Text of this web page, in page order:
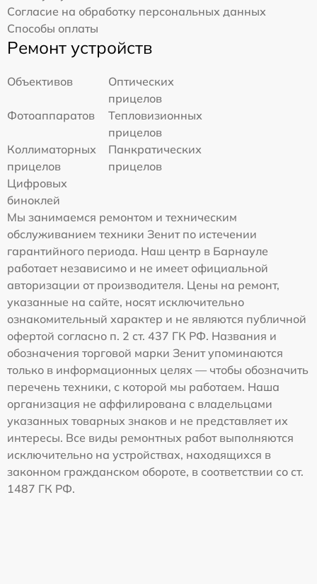
Согласие на обработку персональных данных
Способы оплаты
Ремонт устройств
Объективов
Оптических
прицелов
Фотоаппаратов
Тепловизионных
прицелов
Коллиматорных
прицелов
Панкратических
прицелов
Цифровых
биноклей
Мы занимаемся ремонтом и техническим
обслуживанием техники Зенит по истечении
гарантийного периода. Наш центр в Барнауле
работает независимо и не имеет официальной
авторизации от производителя. Цены на ремонт,
указанные на сайте, носят исключительно
ознакомительный характер и не являются публичной
офертой согласно п. 2 ст. 437 ГК РФ. Названия и
обозначения торговой марки Зенит упоминаются
только в информационных целях — чтобы обозначить
перечень техники, с которой мы работаем. Наша
организация не аффилирована с владельцами
указанных товарных знаков и не представляет их
интересы. Все виды ремонтных работ выполняются
исключительно на устройствах, находящихся в
законном гражданском обороте, в соответствии со ст.
1487 ГК РФ.